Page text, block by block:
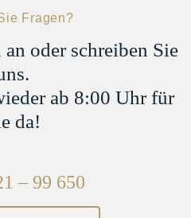
Fragen?
oder schreiben Sie
ab 8:00 Uhr für
da!
– 99 650